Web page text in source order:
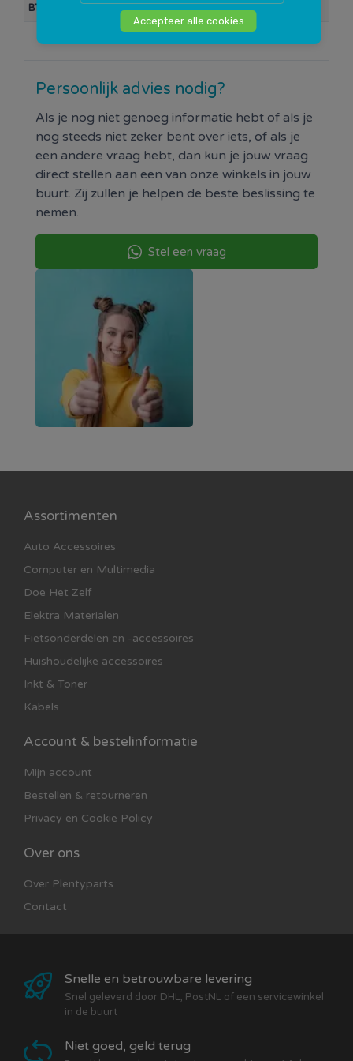
Accepteer alle cookies
BTW 21%
Persoonlijk advies nodig?
Als je nog niet genoeg informatie hebt of als je
nog steeds niet zeker bent over iets, of als je
een andere vraag hebt, dan kun je jouw vraag
direct stellen aan een van onze winkels in jouw
buurt. Zij zullen je helpen de beste beslissing te
nemen.
Stel een vraag
Assortimenten
Auto Accessoires
Computer en Multimedia
Doe Het Zelf
Elektra Materialen
Fietsonderdelen en -accessoires
Huishoudelijke accessoires
Inkt & Toner
Kabels
Account & bestelinformatie
Mijn account
Bestellen & retourneren
Privacy en Cookie Policy
Over ons
Over Plentyparts
Contact
Snelle en betrouwbare levering
Snel geleverd door DHL, PostNL of een servicewinkel
in de buurt
Niet goed, geld terug